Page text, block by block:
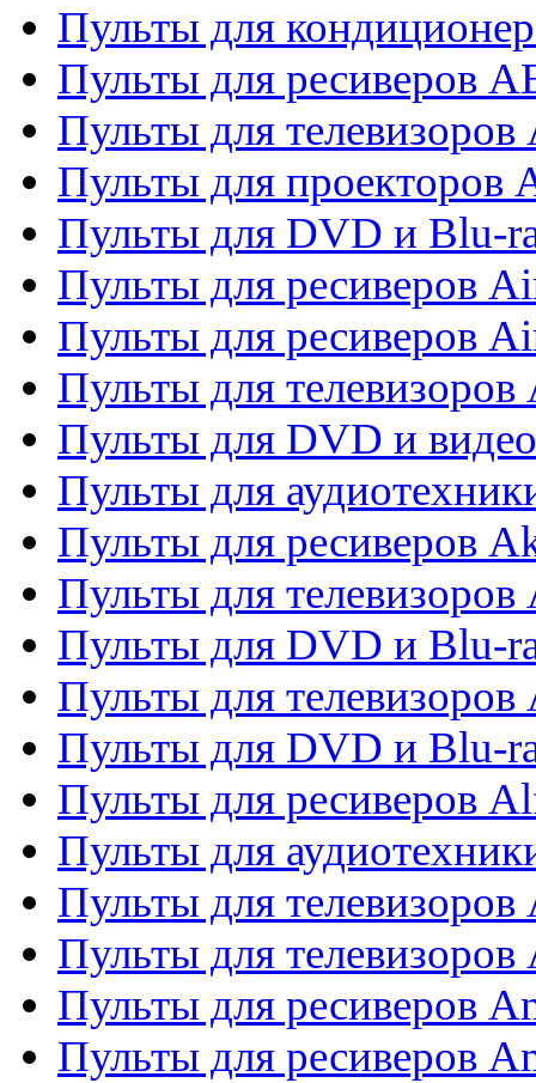
Пульты для
Пульты для ресиверов
Пульты для телевизоров
Пульты для проекторов
Пульты для DVD и Blu-
Пульты для ресиверов
Пульты для ресиверов
Пульты для телевизоров
Пульты для DVD и
Пульты для
Пульты для ресиверов
Пульты для телевизоров
Пульты для DVD и Blu-
Пульты для
Пульты для DVD и Blu-
Пульты для ресиверов
Пульты для
Пульты для
Пульты для
Пульты для ресиверов
Пульты для ресиверов